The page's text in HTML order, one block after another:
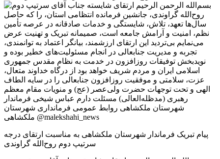
پیام تبریک فرماندار شهرستان ملکشاهی به مناسبت ارتقای درجه
سرتیپ دوم روح‌الله گراوندی